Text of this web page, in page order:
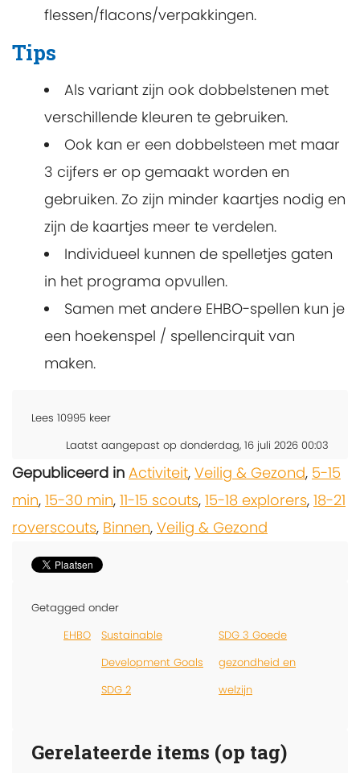
flessen/flacons/verpakkingen.
Tips
Als variant zijn ook dobbelstenen met
verschillende kleuren te gebruiken.
Ook kan er een dobbelsteen met maar
3 cijfers er op gemaakt worden en
gebruiken. Zo zijn minder kaartjes nodig en
zijn de kaartjes meer te verdelen.
Individueel kunnen de spelletjes gaten
in het programa opvullen.
Samen met andere EHBO-spellen kun je
een hoekenspel / spellencirquit van
maken.
Lees 10995 keer
Laatst aangepast op donderdag, 16 juli 2026 00:03
Gepubliceerd in Activiteit, Veilig & Gezond, 5-15
min, 15-30 min, 11-15 scouts, 15-18 explorers, 18-21
roverscouts, Binnen, Veilig & Gezond
Getagged onder
EHBO
Sustainable
Development Goals
SDG 2
SDG 3 Goede
gezondheid en
welzijn
Gerelateerde items (op tag)